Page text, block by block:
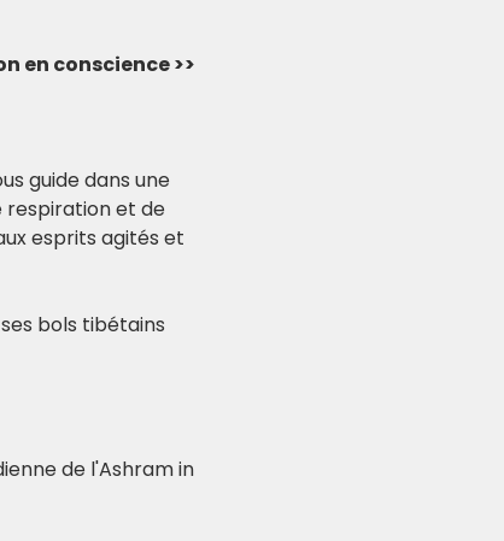
en conscience >>
guide dans une
respiration et de
esprits agités et
bols tibétains
de l'Ashram in